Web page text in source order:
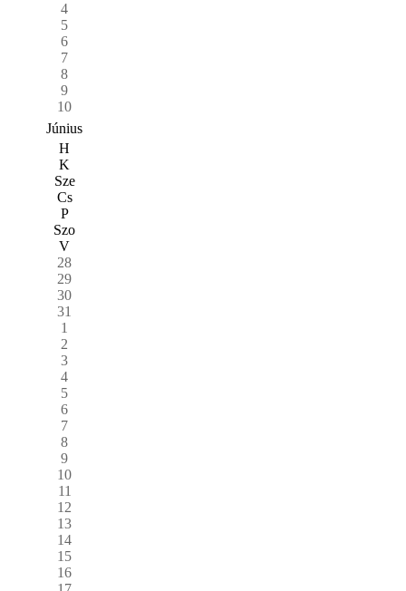
4
5
6
7
8
9
10
Június
H
K
Sze
Cs
P
Szo
V
28
29
30
31
1
2
3
4
5
6
7
8
9
10
11
12
13
14
15
16